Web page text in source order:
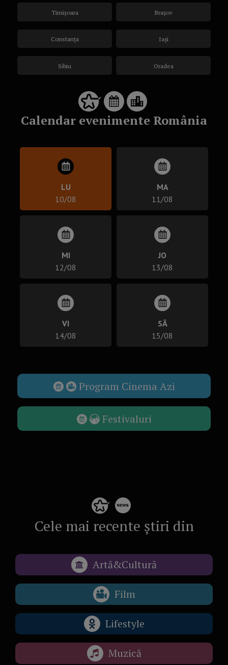
Timișoara
Constanța
Sibiu
Brașov
Iași
Oradea
Calendar evenimente România
LU
10/08
MA
11/08
MI
12/08
JO
13/08
VI
14/08
SÂ
15/08
Program Cinema Azi
Festivaluri
Cele mai recente știri din
Artă&Cultură
Film
Lifestyle
Muzică